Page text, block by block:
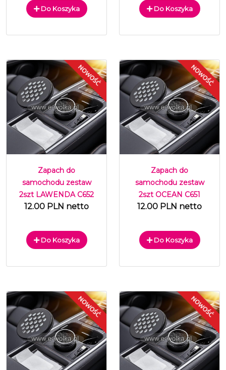
Do Koszyka Do Koszyka
Zapach do
samochodu zestaw
2szt LAWENDA C652
12.00 PLN netto
Do Koszyka
Zapach do
samochodu zestaw
2szt OCEAN C651
12.00 PLN netto
Do Koszyka